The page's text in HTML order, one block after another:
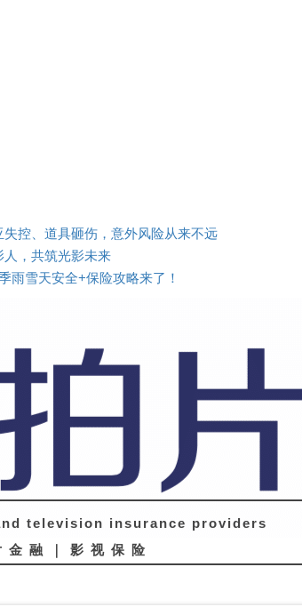
控、道具砸伤，意外风险从来不远
人，共筑光影未来
雨雪天安全+保险攻略来了！
television insurance providers
金融｜影视保险